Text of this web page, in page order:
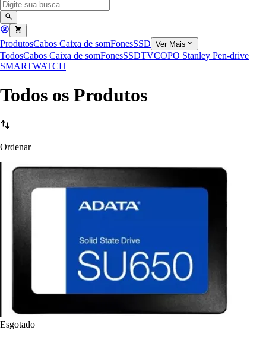
ProdutosCabos Caixa de somFonesSSD Ver Mais
TodosCabos Caixa de somFonesSSDTVCOPO Stanley Pen-drive
SMARTWATCH
Todos os Produtos
Ordenar
Esgotado